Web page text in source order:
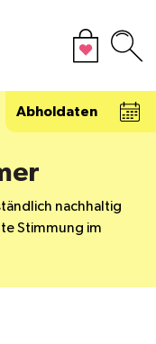
Abholdaten
nachhaltig
Stimmung im